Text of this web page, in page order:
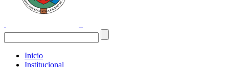
Inicio
Institucional